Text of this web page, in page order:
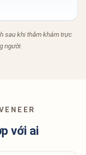
sau khi thăm khám trực
người.
với ai